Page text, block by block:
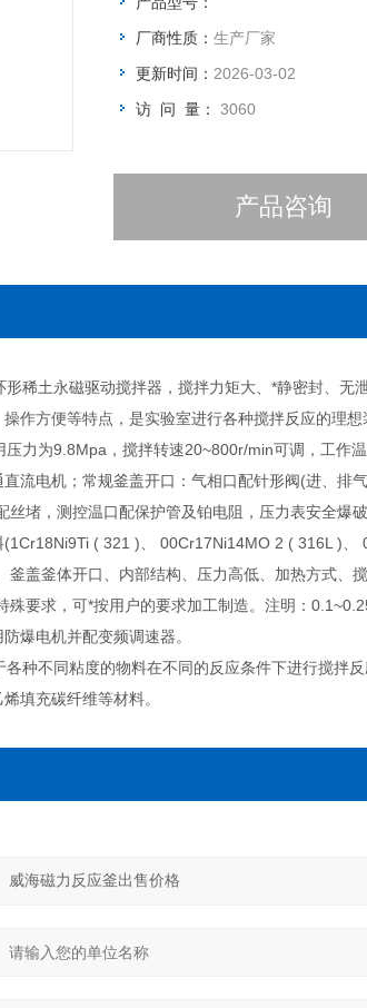
厂商性质： 生产厂家
更新时间： 2026-03-02
访 问 量： 3060
产品咨询
形稀土永磁驱动搅拌器，搅拌力矩大、*静密封、无
作方便等特点，是实验室进行各种搅拌反应的理想
压力为9.8Mpa，搅拌转速20~800r/min可调，工作
流电机；常规釜盖开口：气相口配针形阀(进、排
丝堵，测控温口配保护管及铂电阻，压力表安全爆
(1Cr18Ni9Ti ( 321 )、 00Cr17Ni14MO 2 ( 316L )
釜盖釜体开口、内部结构、压力高低、加热方式、
殊要求，可*按用户的要求加工制造。注明：
爆电机并配变频调速器。
各种不同粘度的物料在不同的反应条件下进行搅拌
填充碳纤维等材料。